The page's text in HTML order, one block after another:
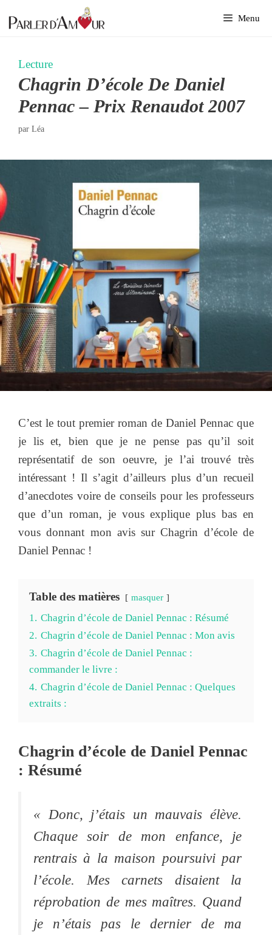
au
Menu
Lecture
Chagrin D’école De Daniel
Pennac – Prix Renaudot 2007
par Léa
C’est le tout premier roman de Daniel Pennac que
je lis et, bien que je ne pense pas qu’il soit
représentatif de son oeuvre, je l’ai trouvé très
intéressant ! Il s’agit d’ailleurs plus d’un recueil
d’anecdotes voire de conseils pour les professeurs
que d’un roman, je vous explique plus bas en
vous donnant mon avis sur Chagrin d’école de
Daniel Pennac !
Table des matières masquer
1. Chagrin d’école de Daniel Pennac : Résumé
2. Chagrin d’école de Daniel Pennac : Mon avis
3. Chagrin d’école de Daniel Pennac :
commander le livre :
4. Chagrin d’école de Daniel Pennac : Quelques
extraits :
Chagrin d’école de Daniel Pennac
: Résumé
« Donc, j’étais un mauvais élève.
Chaque soir de mon enfance, je
rentrais à la maison poursuivi par
l’école. Mes carnets disaient la
réprobation de mes maîtres. Quand
je n’étais pas le dernier de ma